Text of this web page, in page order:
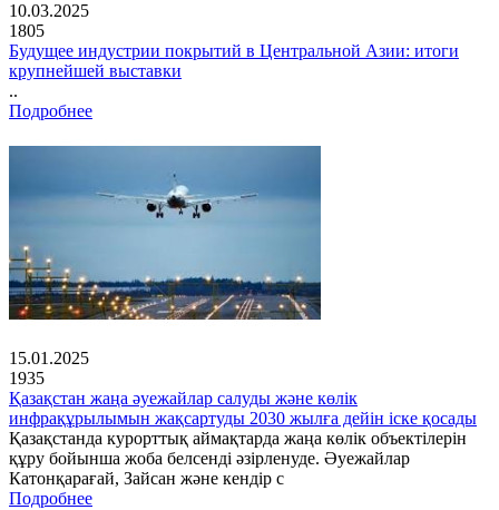
10.03.2025
1805
Будущее индустрии покрытий в Центральной Азии: итоги
крупнейшей выставки
..
Подробнее
15.01.2025
1935
Қазақстан жаңа әуежайлар салуды және көлік
инфрақұрылымын жақсартуды 2030 жылға дейін іске қосады
Қазақстанда курорттық аймақтарда жаңа көлік объектілерін
құру бойынша жоба белсенді әзірленуде. Әуежайлар
Катонқарағай, Зайсан және кендір с
Подробнее